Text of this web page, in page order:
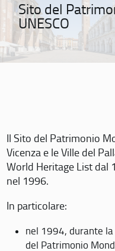
Sito del
UNESCO
Il Sito del Patrimonio
Vicenza e le Ville del
World Heritage List dal
nel 1996.
In particolare:
nel 1994, durante
del Patrimonio